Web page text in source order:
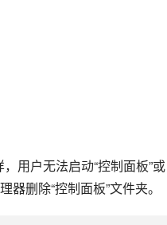
用户无法启动“控制面板”或
删除“控制面板”文件夹。